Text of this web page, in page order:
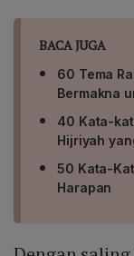
BACA JUGA
60 Tema
Bermakna
40 Kata-
Hijriyah
50 Kata-
Harapan